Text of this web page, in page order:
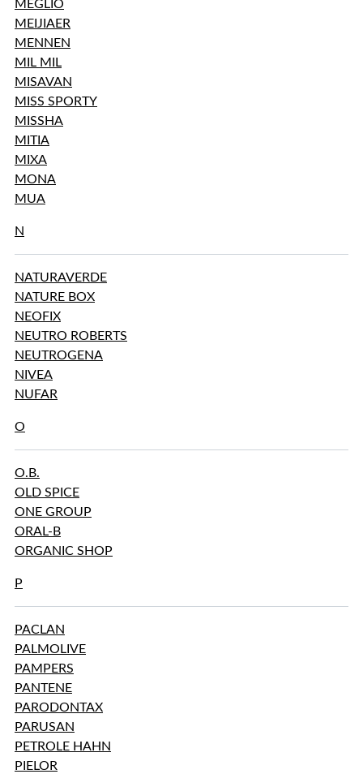
MEGLIO
MEIJIAER
MENNEN
MIL MIL
MISAVAN
MISS SPORTY
MISSHA
MITIA
MIXA
MONA
MUA
N
NATURAVERDE
NATURE BOX
NEOFIX
NEUTRO ROBERTS
NEUTROGENA
NIVEA
NUFAR
O
O.B.
OLD SPICE
ONE GROUP
ORAL-B
ORGANIC SHOP
P
PACLAN
PALMOLIVE
PAMPERS
PANTENE
PARODONTAX
PARUSAN
PETROLE HAHN
PIELOR